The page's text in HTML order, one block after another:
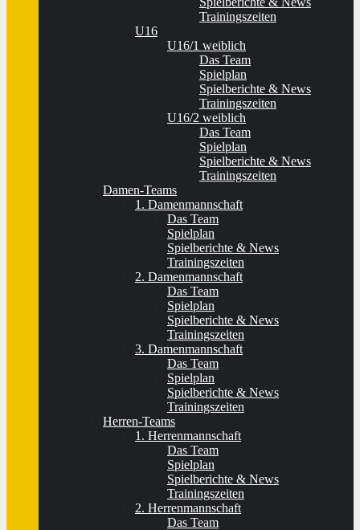
Trainingszeiten
U16
U16/1 weiblich
Das Team
Spielplan
Spielberichte & News
Trainingszeiten
U16/2 weiblich
Das Team
Spielplan
Spielberichte & News
Trainingszeiten
Damen-Teams
1. Damenmannschaft
Das Team
Spielplan
Spielberichte & News
Trainingszeiten
2. Damenmannschaft
Das Team
Spielplan
Spielberichte & News
Trainingszeiten
3. Damenmannschaft
Das Team
Spielplan
Spielberichte & News
Trainingszeiten
Herren-Teams
1. Herrenmannschaft
Das Team
Spielplan
Spielberichte & News
Trainingszeiten
2. Herrenmannschaft
Das Team